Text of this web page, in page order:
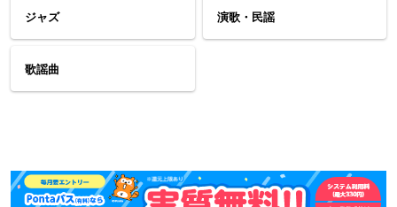
ジャズ 演歌・民謡
歌謡曲